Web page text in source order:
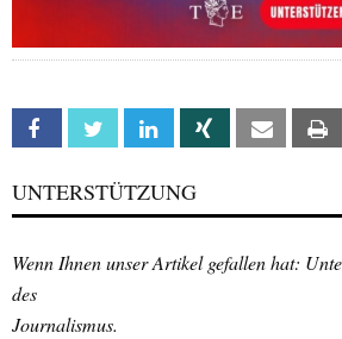
Facebook Twitter Linkedin Xing Email
UNTERSTÜTZUNG
Wenn Ihnen unser Artikel gefallen hat:
des
Journalismus.